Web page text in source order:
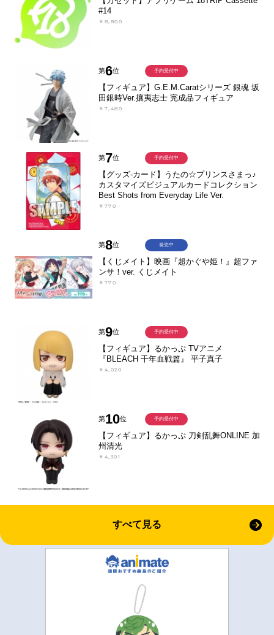
#14
￥8,800
第6位
【フィギュア】G.E.M.Caratシリーズ 銀魂 坂
田銀時Ver.攘夷志士 完成品フィギュア
￥7,480
予約受付中
第7位
【グッズ-カード】うたの☆プリンスさまっ♪
カスタマイズビジュアルカードコレクション
Best Shots from Everyday Life Ver.
￥770
予約受付中
第8位
【くじメイト】映画『超かぐや姫！』超ファ
ンサ！ver. くじメイト
￥770
発売中
第9位
【フィギュア】るかっぷ TVアニメ
『BLEACH 千年血戦篇』 平子真子
￥4,020
予約受付中
第10位
【フィギュア】るかっぷ 刀剣乱舞ONLINE 加
州清光
￥4,301
予約受付中
すべて見る